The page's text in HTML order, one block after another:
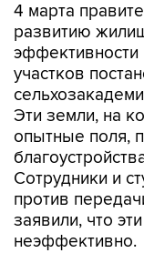
4 марта
развитию
эффективности
участков
Эти земли, на
опытные поля,
Сотрудники и
против
заявили, что
неэффективно.